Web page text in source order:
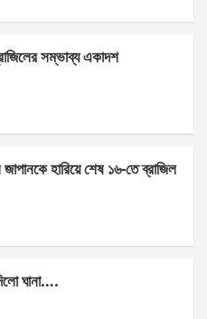
সম্ভাব্য একাদশ
হারিয়ে শেষ ১৬-তে ব্রাজিল
ঘানা….